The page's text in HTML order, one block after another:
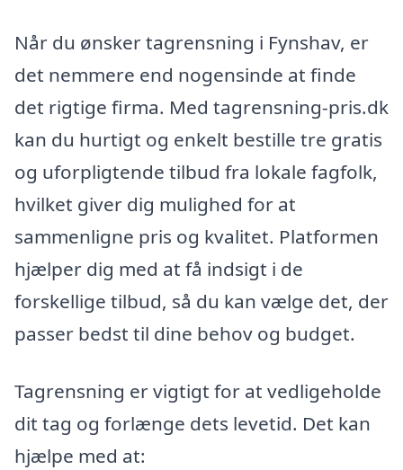
Når du ønsker tagrensning i Fynshav, er
det nemmere end nogensinde at finde
det rigtige firma. Med tagrensning-pris.dk
kan du hurtigt og enkelt bestille tre gratis
og uforpligtende tilbud fra lokale fagfolk,
hvilket giver dig mulighed for at
sammenligne pris og kvalitet. Platformen
hjælper dig med at få indsigt i de
forskellige tilbud, så du kan vælge det, der
passer bedst til dine behov og budget.
Tagrensning er vigtigt for at vedligeholde
dit tag og forlænge dets levetid. Det kan
hjælpe med at: